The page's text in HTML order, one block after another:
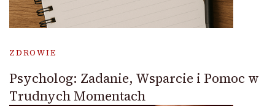
ZDROWIE
Psycholog: Zadanie, Wsparcie i Pomoc w
Trudnych Momentach